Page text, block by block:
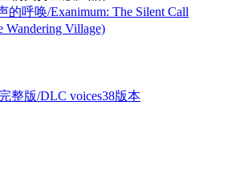
的呼唤/Exanimum: The Silent Call
Village)